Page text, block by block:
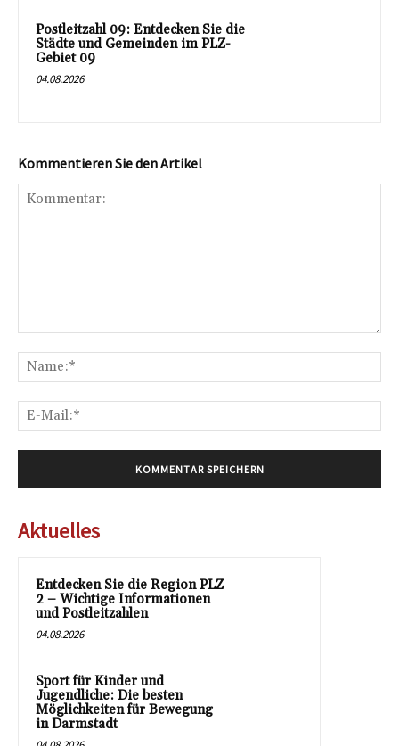
Postleitzahl 09: Entdecken Sie die
Städte und Gemeinden im PLZ-
Gebiet 09
04.08.2026
Kommentieren Sie den Artikel
Aktuelles
Entdecken Sie die Region PLZ
2 – Wichtige Informationen
und Postleitzahlen
04.08.2026
Sport für Kinder und
Jugendliche: Die besten
Möglichkeiten für Bewegung
in Darmstadt